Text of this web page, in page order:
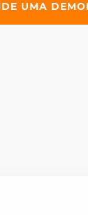
UMA